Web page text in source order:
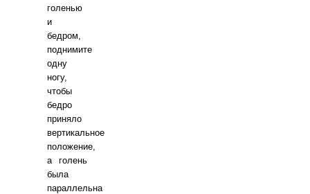
голенью
и
бедром,
поднимите
одну
ногу,
чтобы
бедро
приняло
вертикальное
положение,
а голень
была
параллельна